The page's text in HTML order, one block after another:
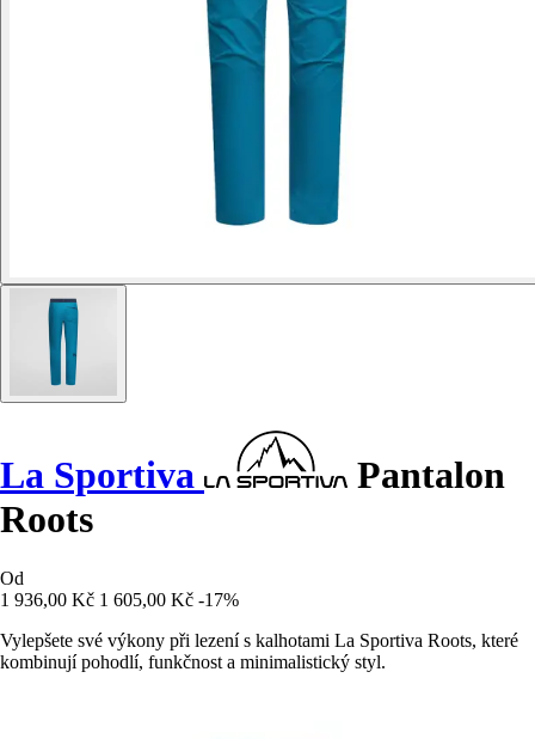
La Sportiva
Pantalon
Roots
Od
1 936,00 Kč 1 605,00 Kč -17%
Vylepšete své výkony při lezení s kalhotami La Sportiva Roots, které
kombinují pohodlí, funkčnost a minimalistický styl.